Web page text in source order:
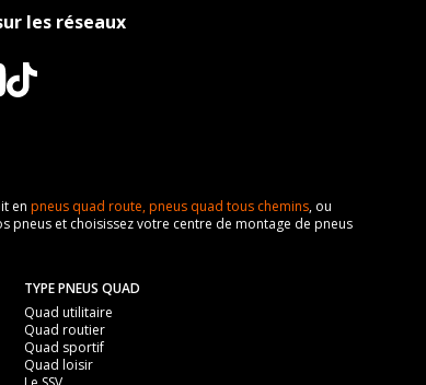
les réseaux
en pneus quad route,pneus quad tous chemins, ou
pneus et choisissez votre centre de montage de pneus
TYPE PNEUS QUAD
Quad utilitaire
Quad routier
Quad sportif
Quad loisir